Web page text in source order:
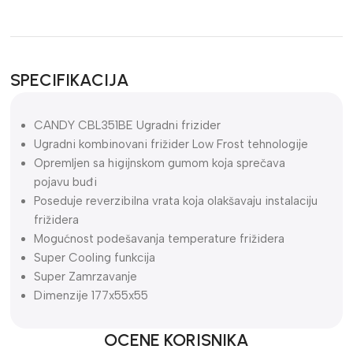
SPECIFIKACIJA
CANDY CBL351BE Ugradni frizider
Ugradni kombinovani frižider Low Frost tehnologije
Opremljen sa higijnskom gumom koja sprečava
pojavu buđi
Poseduje reverzibilna vrata koja olakšavaju instalaciju
frižidera
Mogućnost podešavanja temperature frižidera
Super Cooling funkcija
Super Zamrzavanje
Dimenzije 177x55x55
OCENE KORISNIKA